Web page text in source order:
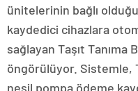
ünitelerinin bağlı
kaydedici cihazlara
sağlayan Taşıt Tanıma
öngörülüyor. Sistemle,
nesil pompa ödeme